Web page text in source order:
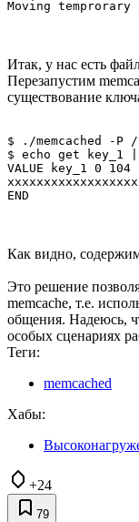
Итак, у нас есть
Перезапустим
существование
$ ./memcached -P
$ echo get key_1
VALUE key_1 0 104
Как видно,
Это решение
memcache, т.е.
общения. Надеюсь,
особых сценариях
Теги:
memcached
Хабы:
+24
79